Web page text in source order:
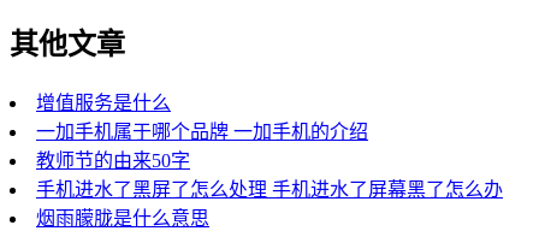
其他文章
增值服务是什么
一加手机属于哪个品牌 一加手机的介绍
教师节的由来50字
手机进水了黑屏了怎么处理 手机进水了屏幕黑了怎么办
烟雨朦胧是什么意思